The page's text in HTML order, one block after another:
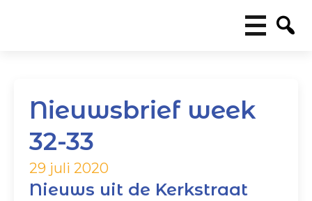
Nieuwsbrief week
32-33
29 juli 2020
Nieuws uit de Kerkstraat